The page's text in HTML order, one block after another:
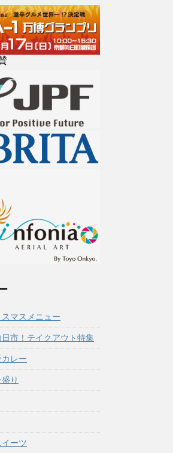
マスメニュー
日市！テイクアウト特集
レー
り
ーツ